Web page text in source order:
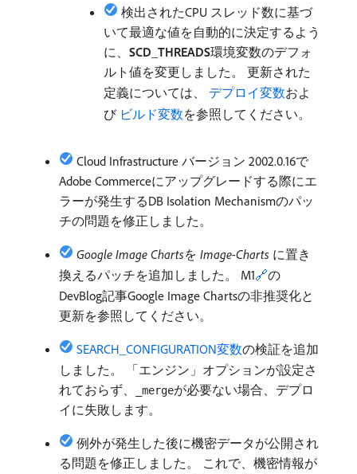
検出されたCPU スレッド数に基づ
いて最適な値を自動的に決定するよう
に、 SCD_THREADS​環境変数のデフォ
ルト値を変更しました。 更新された
定義については、
​ デプロイ変数およ
び​ ビルド変数を参照してください。
Cloud Infrastructure バージョン 2002.0.16で
Adobe Commerceにアップグレードする際にエ
ラーが発生するDB Isolation Mechanismのパッ
チの問題を修正しました。
Google Image Charts​を​ Image-Charts ​に置き
換えるパッチを追加しました。 M1🔗の
DevBlog記事Google Image Chartsの非推奨化と
更新を参照してください。
SEARCH_CONFIGURATION変数の検証を追加
しました。 「エンジン」オプションが設定さ
れておらず、
_mergeが必要ない場合、デプロ
イに失敗します。
例外が発生した後に機密データが公開され
る問題を修正しました。 これで、機密情報が